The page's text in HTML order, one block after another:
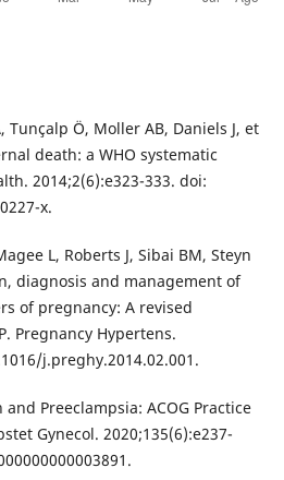
Tunçalp Ö, Moller AB, Daniels J, et
death: a WHO systematic
2014;2(6):e323-333. doi:
x.
L, Roberts J, Sibai BM, Steyn
diagnosis and management of
of pregnancy: A revised
Pregnancy Hypertens.
j.preghy.2014.02.001.
Preeclampsia: ACOG Practice
Gynecol. 2020;135(6):e237-